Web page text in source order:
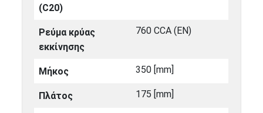
(C20)
Ρεύμα κρύας
εκκίνησης
760 CCA (EN)
Μήκος 350 [mm]
Πλάτος 175 [mm]